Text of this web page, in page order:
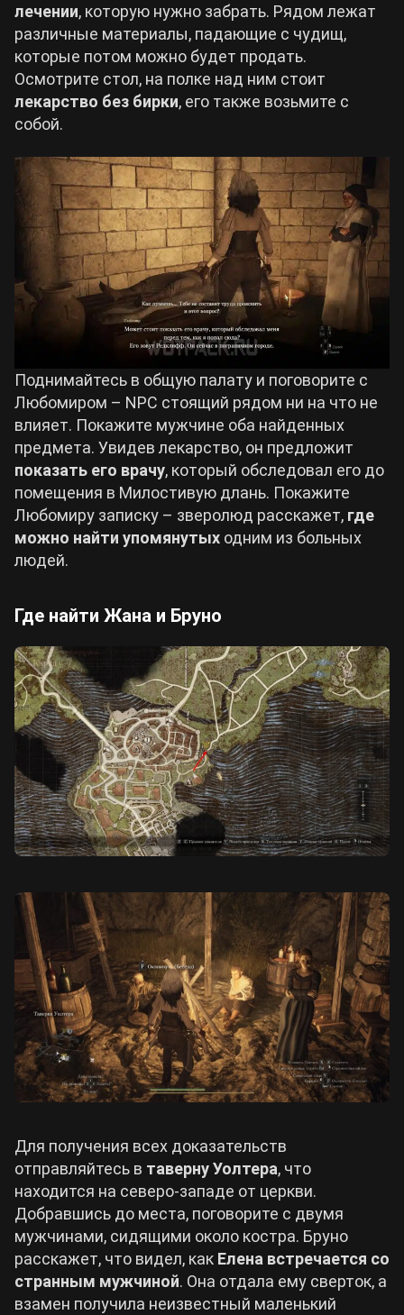
лечении, которую нужно забрать. Рядом лежат
различные материалы, падающие с чудищ,
которые потом можно будет продать.
Осмотрите стол, на полке над ним стоит
лекарство без бирки, его также возьмите с
собой.
Поднимайтесь в общую палату и поговорите с
Любомиром – NPC стоящий рядом ни на что не
влияет. Покажите мужчине оба найденных
предмета. Увидев лекарство, он предложит
показать его врачу, который обследовал его до
помещения в Милостивую длань. Покажите
Любомиру записку – зверолюд расскажет, где
можно найти упомянутых одним из больных
людей.
Где найти Жана и Бруно
Для получения всех доказательств
отправляйтесь в таверну Уолтера, что
находится на северо-западе от церкви.
Добравшись до места, поговорите с двумя
мужчинами, сидящими около костра. Бруно
расскажет, что видел, как Елена встречается со
странным мужчиной. Она отдала ему сверток, а
взамен получила неизвестный маленький